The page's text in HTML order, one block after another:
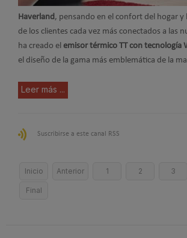
Haverland, pensando en el confort del hogar y
de los clientes cada vez más conectados a las
ha creado el emisor térmico TT con tecnología
el diseño de la gama más emblemática de la
Leer más ...
Suscribirse a este canal RSS
Inicio Anterior 1 2 3
Final